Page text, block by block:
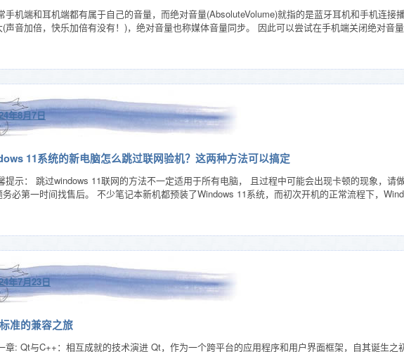
手机端和耳机端都有属于自己的音量，而绝对音量(AbsoluteVolume)就指的是蓝牙耳机和手机连
声音加倍，快乐加倍有没有！)，绝对音量也称媒体音量同步。 因此可以尝试在手机端关闭绝对音
年8月7日
11系统的新电脑怎么跳过联网验机？这两种方法可以搞定
提示： 跳过windows 11联网的方法不一定适用于所有电脑， 且过程中可能会出现卡顿的现象，
必第一时间找售后。 不少笔记本新机都预装了Windows 11系统，而初次开机的正常流程下，
年7月23日
准的兼容之旅
章: Qt与C++：相互成就的技术演进 Qt，作为一个跨平台的应用程序和用户界面框架，自其诞生